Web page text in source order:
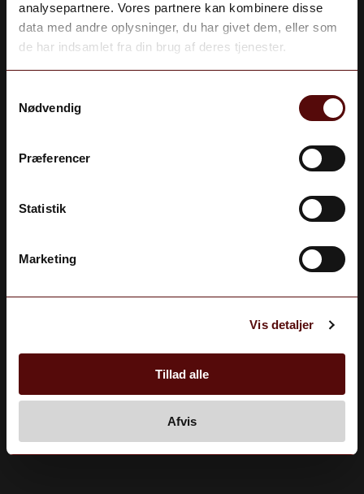
analysepartnere. Vores partnere kan kombinere disse
data med andre oplysninger, du har givet dem, eller som
de har indsamlet fra din brug af deres tjenester.
Nødvendig
Præferencer
Statistik
Marketing
Vis detaljer
Tillad alle
Afvis
Ahlgade 48, 4300 Holbæk •+45 59 43 09 97
• holbaek@vinoble.dk
Aldersbekræftelse
Du skal være 18 år gammel for at deltage.
JA